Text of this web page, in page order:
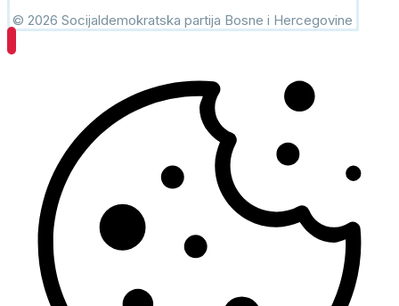
© 2026 Socijaldemokratska partija Bosne i Hercegovine